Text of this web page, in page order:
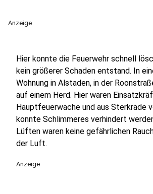
Anzeige
Hier konnte die Feuerwehr schnell
kein größerer Schaden entstand. In
Wohnung in Alstaden, in der
auf einem Herd. Hier waren
Hauptfeuerwache und aus Sterkrade
konnte Schlimmeres verhindert
Lüften waren keine gefährlichen
der Luft.
Anzeige